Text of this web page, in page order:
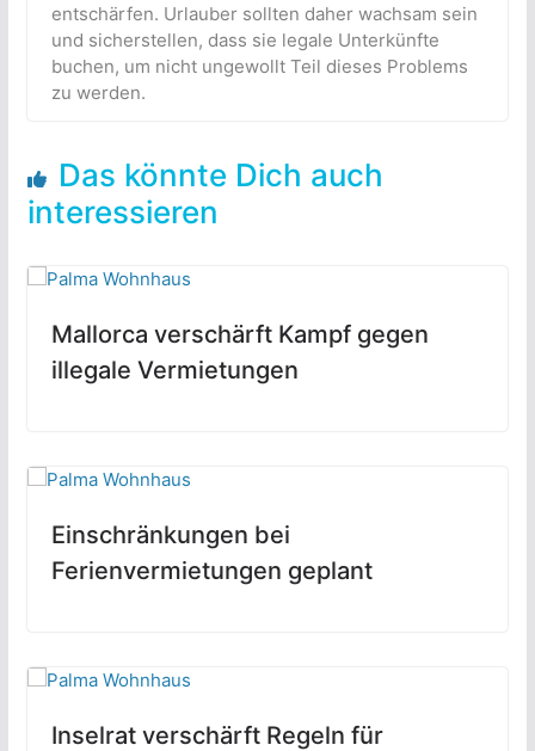
entschärfen. Urlauber sollten daher wachsam sein
und sicherstellen, dass sie legale Unterkünfte
buchen, um nicht ungewollt Teil dieses Problems
zu werden.
Das könnte Dich auch
interessieren
Mallorca verschärft Kampf gegen
illegale Vermietungen
Einschränkungen bei
Ferienvermietungen geplant
Inselrat verschärft Regeln für